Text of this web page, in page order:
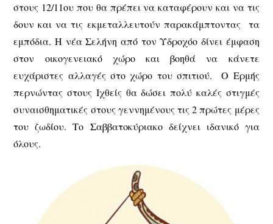
στους 12/11ου που θα πρέπει να καταφέρουν και να τις
δουν και να τις εκμεταλλευτούν παρακάμπτοντας τα
εμπόδια. Η νέα Σελήνη από τον Υδροχόο δίνει έμφαση
στον οικογενειακό χώρο και βοηθά να κάνετε
ευχάριστες αλλαγές στο χώρο του σπιτιού. Ο Ερμής
περνώντας στους Ιχθείς θα δώσει πολύ καλές στιγμές
συναισθηματικές στους γεννημένους τις 2 πρώτες μέρες
του ζωδίου. Το Σαββατοκύριακο δείχνει ιδανικό για
όλους.